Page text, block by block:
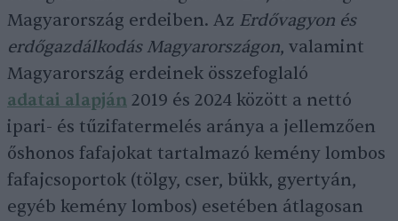
Magyarország erdeiben. Az Erdővagyon és
erdőgazdálkodás Magyarországon, valamint
Magyarország erdeinek összefoglaló
adatai alapján 2019 és 2024 között a nettó
ipari- és tűzifatermelés aránya a jellemzően
őshonos fafajokat tartalmazó kemény lombos
fafajcsoportok (tölgy, cser, bükk, gyertyán,
egyéb kemény lombos) esetében átlagosan